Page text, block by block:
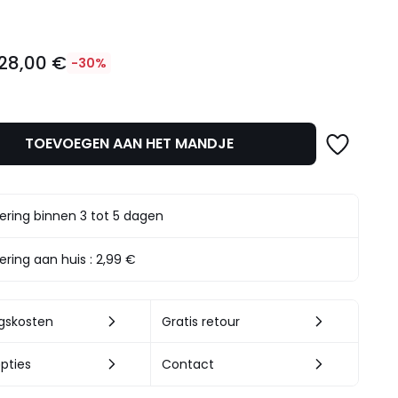
€ -30%
TOEVOEGEN AAN HET MANDJE
binnen 3 tot 5 dagen
aan huis :2,99 €
Gratis retour
Contact